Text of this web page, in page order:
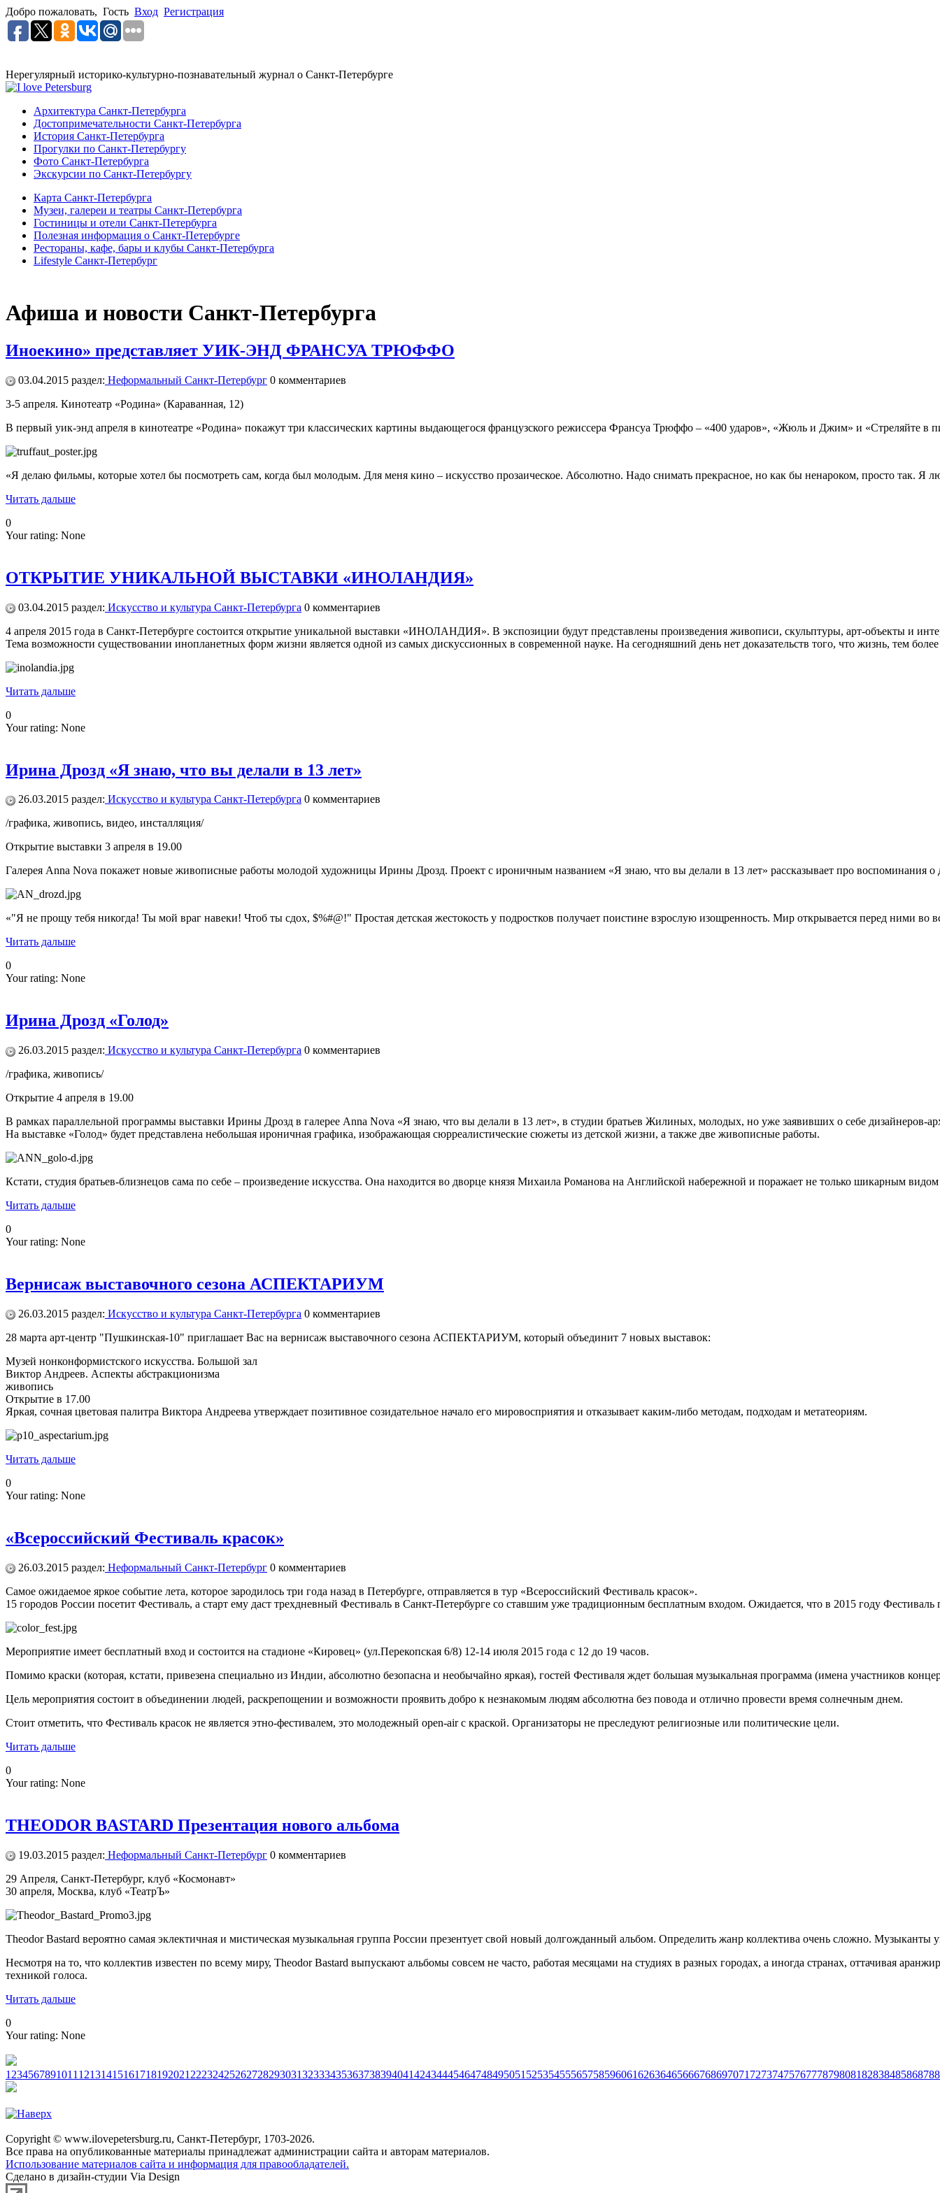
Добро пожаловать, Гость Вход Регистрация
Нерегулярный историко-культурно-познавательный журнал о Санкт-Петербурге
Архитектура Санкт-Петербурга
Достопримечательности Санкт-Петербурга
История Санкт-Петербурга
Прогулки по Санкт-Петербургу
Фото Санкт-Петербурга
Экскурсии по Санкт-Петербургу
Карта Санкт-Петербурга
Музеи, галереи и театры Санкт-Петербурга
Гостиницы и отели Санкт-Петербурга
Полезная информация о Санкт-Петербурге
Рестораны, кафе, бары и клубы Санкт-Петербурга
Lifestyle Санкт-Петербург
Афиша и новости Санкт-Петербурга
Иноекино» представляет УИК-ЭНД ФРАНСУА ТРЮФФО
03.04.2015 раздел: Неформальный Санкт-Петербург 0 комментариев
3-5 апреля. Кинотеатр «Родина» (Караванная, 12)
В первый уик-энд апреля в кинотеатре «Родина» покажут три классических картины выдающегося французского режиссера Франсуа Трюффо – «400 ударов», «Жюль и Джим» и «Стреляйте
«Я делаю фильмы, которые хотел бы посмотреть сам, когда был молодым. Для меня кино – искусство прозаическое. Абсолютно. Надо снимать прекрасное, но как бы ненароком, просто так.
Читать дальше
0
Your rating: None
ОТКРЫТИЕ УНИКАЛЬНОЙ ВЫСТАВКИ «ИНОЛАНДИЯ»
03.04.2015 раздел: Искусство и культура Санкт-Петербурга 0 комментариев
4 апреля 2015 года в Санкт-Петербурге состоится открытие уникальной выставки «ИНОЛАНДИЯ». В экспозиции будут представлены произведения живописи, скульптуры, арт-объекты и
Тема возможности существовании инопланетных форм жизни является одной из самых дискуссионных в современной науке. На сегодняшний день нет доказательств того, что жизнь, тем
Читать дальше
0
Your rating: None
Ирина Дрозд «Я знаю, что вы делали в 13 лет»
26.03.2015 раздел: Искусство и культура Санкт-Петербурга 0 комментариев
/графика, живопись, видео, инсталляция/
Открытие выставки 3 апреля в 19.00
Галерея Anna Nova покажет новые живописные работы молодой художницы Ирины Дрозд. Проект с ироничным названием «Я знаю, что вы делали в 13 лет» рассказывает про воспоминания
«"Я не прощу тебя никогда! Ты мой враг навеки! Чтоб ты сдох, $%#@!" Простая детская жестокость у подростков получает поистине взрослую изощренность. Мир открывается перед ними
Читать дальше
0
Your rating: None
Ирина Дрозд «Голод»
26.03.2015 раздел: Искусство и культура Санкт-Петербурга 0 комментариев
/графика, живопись/
Открытие 4 апреля в 19.00
В рамках параллельной программы выставки Ирины Дрозд в галерее Anna Nova «Я знаю, что вы делали в 13 лет», в студии братьев Жилиных, молодых, но уже заявивших о себе дизайнеров-
На выставке «Голод» будет представлена небольшая ироничная графика, изображающая сюрреалистические сюжеты из детской жизни, а также две живописные работы.
Кстати, студия братьев-близнецов сама по себе – произведение искусства. Она находится во дворце князя Михаила Романова на Английской набережной и поражает не только шикарным
Читать дальше
0
Your rating: None
Вернисаж выставочного сезона АСПЕКТАРИУМ
26.03.2015 раздел: Искусство и культура Санкт-Петербурга 0 комментариев
28 марта арт-центр "Пушкинская-10" приглашает Вас на вернисаж выставочного сезона АСПЕКТАРИУМ, который объединит 7 новых выставок:
Музей нонконформистского искусства. Большой зал
Виктор Андреев. Аспекты абстракционизма
живопись
Открытие в 17.00
Яркая, сочная цветовая палитра Виктора Андреева утверждает позитивное созидательное начало его мировосприятия и отказывает каким-либо методам, подходам и метатеориям.
Читать дальше
0
Your rating: None
«Всероссийский Фестиваль красок»
26.03.2015 раздел: Неформальный Санкт-Петербург 0 комментариев
Самое ожидаемое яркое событие лета, которое зародилось три года назад в Петербурге, отправляется в тур «Всероссийский Фестиваль красок».
15 городов России посетит Фестиваль, а старт ему даст трехдневный Фестиваль в Санкт-Петербурге со ставшим уже традиционным бесплатным входом. Ожидается, что в 2015 году Фестиваль
Мероприятие имеет бесплатный вход и состоится на стадионе «Кировец» (ул.Перекопская 6/8) 12-14 июля 2015 года с 12 до 19 часов.
Помимо краски (которая, кстати, привезена специально из Индии, абсолютно безопасна и необычайно яркая), гостей Фестиваля ждет большая музыкальная программа (имена участников
Цель мероприятия состоит в объединении людей, раскрепощении и возможности проявить добро к незнакомым людям абсолютна без повода и отлично провести время солнечным днем.
Стоит отметить, что Фестиваль красок не является этно-фестивалем, это молодежный open-air с краской. Организаторы не преследуют религиозные или политические цели.
Читать дальше
0
Your rating: None
THEODOR BASTARD Презентация нового альбома
19.03.2015 раздел: Неформальный Санкт-Петербург 0 комментариев
29 Апреля, Санкт-Петербург, клуб «Космонавт»
30 апреля, Москва, клуб «ТеатрЪ»
Theodor Bastard вероятно самая эклектичная и мистическая музыкальная группа России презентует свой новый долгожданный альбом. Определить жанр коллектива очень сложно.
Несмотря на то, что коллектив известен по всему миру, Theodor Bastard выпускают альбомы совсем не часто, работая месяцами на студиях в разных городах, а иногда странах, оттачивая
техникой голоса.
Читать дальше
0
Your rating: None
1 234567891011 12131415161718192021 222324252627282930313233343536373839404142434445464748495051 5253545556575859606162636465666768697071 7273747576777879808182838485868788
Copyright © www.ilovepetersburg.ru, Санкт-Петербург, 1703-2026.
Все права на опубликованные материалы принадлежат администрации сайта и авторам материалов.
Использование материалов сайта и информация для правообладателей.
Сделано в дизайн-студии Via Design